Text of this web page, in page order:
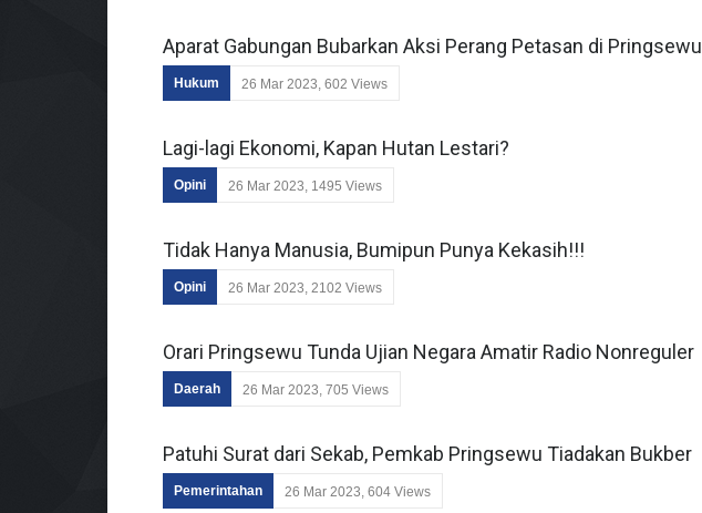
Aparat Gabungan Bubarkan Aksi Perang Petasan di Pringsewu
Hukum 26 Mar 2023, 602 Views
Lagi-lagi Ekonomi, Kapan Hutan Lestari?
Opini 26 Mar 2023, 1495 Views
Tidak Hanya Manusia, Bumipun Punya Kekasih!!!
Opini 26 Mar 2023, 2102 Views
Orari Pringsewu Tunda Ujian Negara Amatir Radio Nonreguler
Daerah 26 Mar 2023, 705 Views
Patuhi Surat dari Sekab, Pemkab Pringsewu Tiadakan Bukber
Pemerintahan 26 Mar 2023, 604 Views